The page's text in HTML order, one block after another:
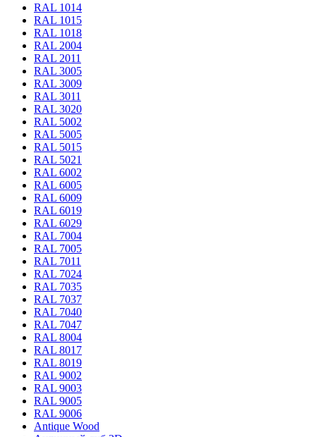
RAL 1014
RAL 1015
RAL 1018
RAL 2004
RAL 2011
RAL 3005
RAL 3009
RAL 3011
RAL 3020
RAL 5002
RAL 5005
RAL 5015
RAL 5021
RAL 6002
RAL 6005
RAL 6009
RAL 6019
RAL 6029
RAL 7004
RAL 7005
RAL 7011
RAL 7024
RAL 7035
RAL 7037
RAL 7040
RAL 7047
RAL 8004
RAL 8017
RAL 8019
RAL 9002
RAL 9003
RAL 9005
RAL 9006
Antique Wood